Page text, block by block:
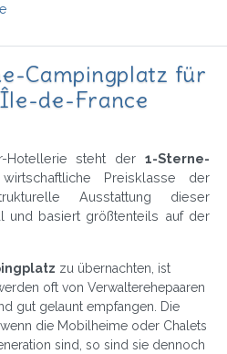
Campingplatz für
de-France
Hotellerie steht der 1-Sterne-
Preisklasse der
Ausstattung dieser
und basiert größtenteils auf der
zu übernachten, ist
oft von Verwalterehepaaren
gut gelaunt empfangen. Die
die Mobilheime oder Chalets
sind, so sind sie dennoch